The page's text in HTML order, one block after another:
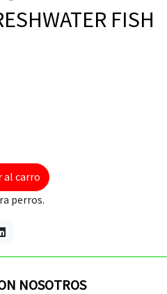
FISH
al carro
perros.
NOSOTROS